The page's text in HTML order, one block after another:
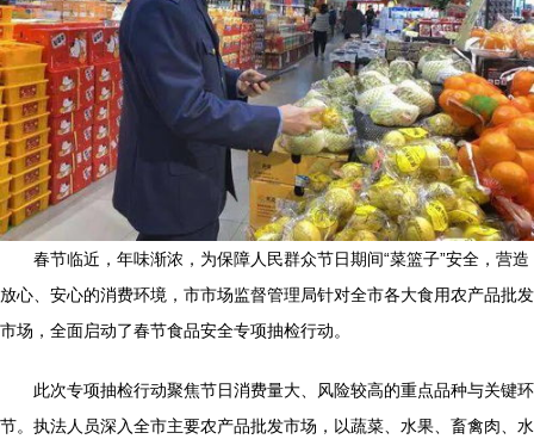
春节临近，年味渐浓，为保障人民群众节日期间“菜篮子”安全，营造
放心、安心的消费环境，市市场监督管理局针对全市各大食用农产品批发
市场，全面启动了春节食品安全专项抽检行动。
此次专项抽检行动聚焦节日消费量大、风险较高的重点品种与关键环
节。执法人员深入全市主要农产品批发市场，以蔬菜、水果、畜禽肉、水